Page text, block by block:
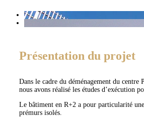
Présentation du projet
Dans le cadre du déménagement du
nous avons réalisé les études d’exécution
Le bâtiment en R+2 a pour particularité
prémurs isolés.